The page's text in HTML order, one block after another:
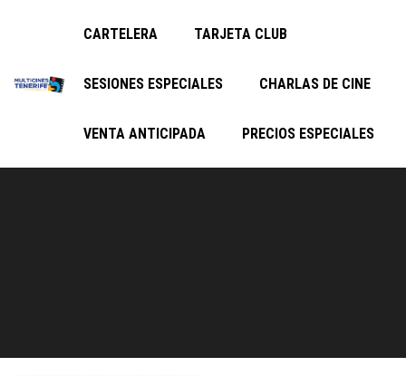
CARTELERA TARJETA CLUB
SESIONES ESPECIALES CHARLAS DE CINE
VENTA ANTICIPADA PRECIOS ESPECIALES